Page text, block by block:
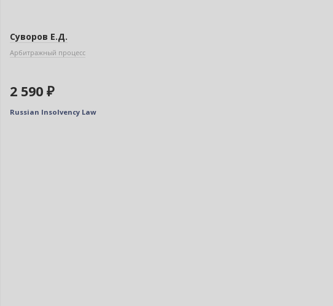
Суворов Е.Д.
Арбитражный процесс
2 590 ₽
Russian Insolvency Law